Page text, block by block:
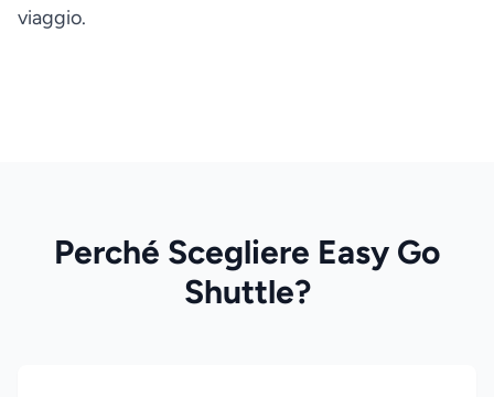
viaggio.
Perché Scegliere Easy Go
Shuttle?